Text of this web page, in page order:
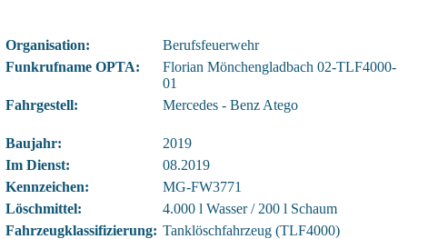
Organisation:
Berufsfeuerwehr
Funkrufname OPTA:
Florian Mönchengladbach 02-TLF4000-
01
Fahrgestell: Mercedes - Benz Atego
Baujahr:
2019
Im Dienst:
08.2019
Kennzeichen:
MG-FW3771
Löschmittel:
4.000 l Wasser / 200 l Schaum
Fahrzeugklassifizierung: Tanklöschfahrzeug (TLF4000)